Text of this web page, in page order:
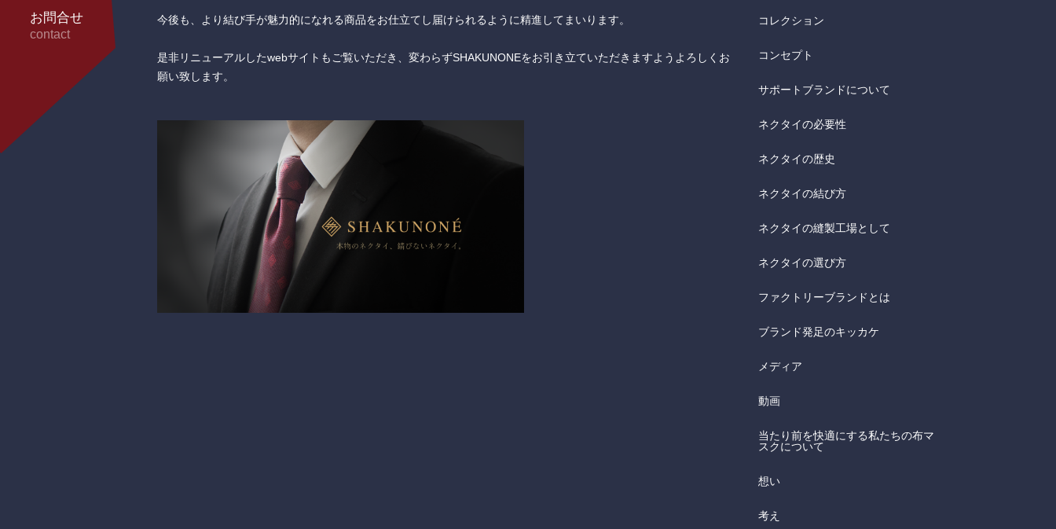
お問合せ
contact
今後も、より結び手が魅力的になれる商品をお仕立てし届けられるように精進してまいります。
是非リニューアルしたwebサイトもご覧いただき、変わらずSHAKUNONEをお引き立ていただきますようよろしくお
願い致します。
コレクション
コンセプト
サポートブランドについて
ネクタイの必要性
ネクタイの歴史
ネクタイの結び方
ネクタイの縫製工場として
ネクタイの選び方
ファクトリーブランドとは
ブランド発足のキッカケ
メディア
動画
当たり前を快適にする私たちの布マ
スクについて
想い
考え